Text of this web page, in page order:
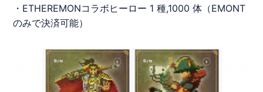
・ ETHEREMONコラボヒーロー 1 種,1000 体（EMONT
のみで決済可能）